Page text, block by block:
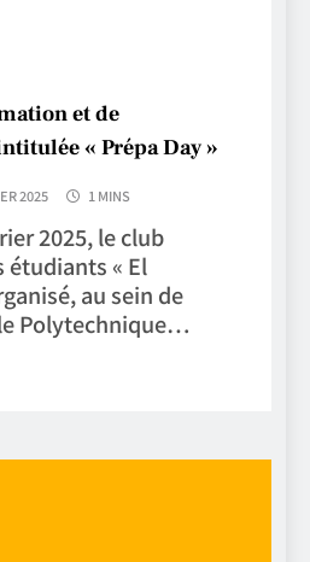
et de
« Prépa Day »
2025 1 MINS
2025, le club
« El
au sein de
Polytechnique…